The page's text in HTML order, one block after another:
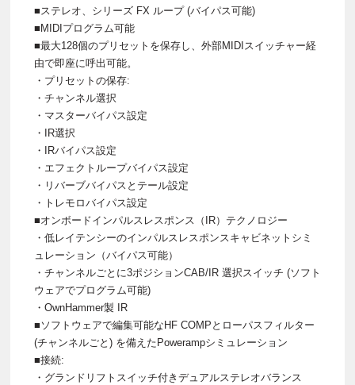
■ステレオ、シリーズ FX ループ (バイパス可能)
■MIDIプログラム可能
■最大128個のプリセットを保存し、外部MIDIスイッチャー経
由で即座に呼出可能。
・プリセットの保存:
・チャンネル選択
・マスターバイパス設定
・IR選択
・IRバイパス設定
・エフェクトループバイパス設定
・リバーブバイパスとテール設定
・トレモロバイパス設定
■オンボードインパルスレスポンス（IR）テクノロジー
・低レイテンシーのインパルスレスポンスキャビネットシミ
ュレーション（バイパス可能）
・チャンネルごとに3ポジションCAB/IR 選択スイッチ (ソフト
ウェアでプログラム可能)
・OwnHammer製 IR
■ソフトウェアで編集可能なHF COMPとローパスフィルター
(チャンネルごと) を備えたPowerampシミュレーション
■接続:
・グランドリフトスイッチ付きデュアルステレオバランス